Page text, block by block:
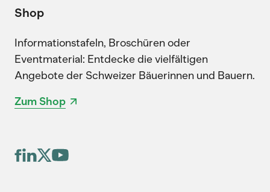
Shop
Informationstafeln, Broschüren oder
Eventmaterial: Entdecke die vielfältigen
Angebote der Schweizer Bäuerinnen und Bauern.
Zum Shop